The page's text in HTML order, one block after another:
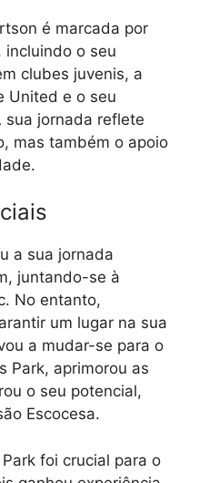
é marcada por
incluindo o seu
clubes juvenis, a
United e o seu
sua jornada reflete
mas também o apoio
a sua jornada
juntando-se à
No entanto,
um lugar na sua
a mudar-se para o
Park, aprimorou as
o seu potencial,
Escocesa.
Park foi crucial para o